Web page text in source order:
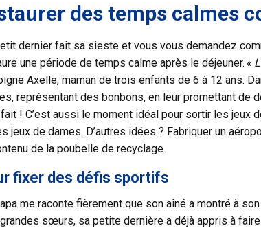
des temps calmes
dernier fait sa sieste et vous vous demandez
une période de temps calme après le déjeuner. «
Axelle, maman de trois enfants de 6 à 12 ans.
représentant des bonbons, en leur promettant de
fait ! C’est aussi le moment idéal pour sortir les
jeux de dames. D’autres idées ? Fabriquer un
de la poubelle de recyclage.
fixer des défis sportifs
me raconte fièrement que son aîné a montré à
sœurs, sa petite dernière a déjà appris à